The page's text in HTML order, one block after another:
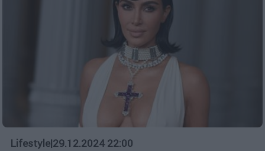
Lifestyle|29.12.2024 22:00